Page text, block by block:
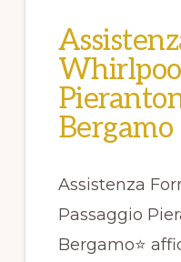
Bergamo
Assistenza
Passaggio
Bergamo⭐